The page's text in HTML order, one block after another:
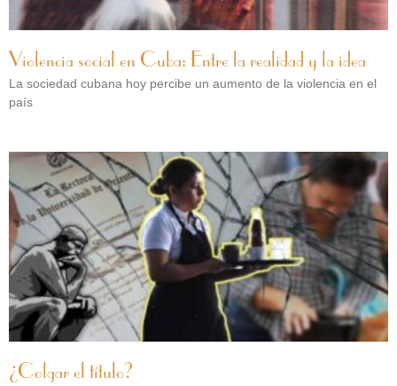
Violencia social en Cuba: Entre la realidad y la idea
La sociedad cubana hoy percibe un aumento de la violencia en el
país
¿Colgar el título?